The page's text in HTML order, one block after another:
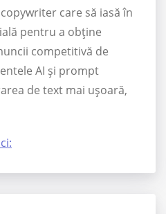
care să iasă în
pentru a obține
competitivă de
AI și prompt
de text mai ușoară,